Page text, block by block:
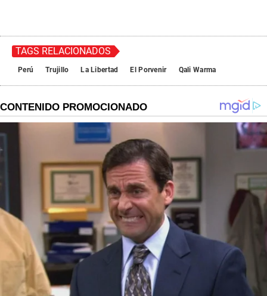
TAGS RELACIONADOS
Perú Trujillo La Libertad El Porvenir Qali Warma